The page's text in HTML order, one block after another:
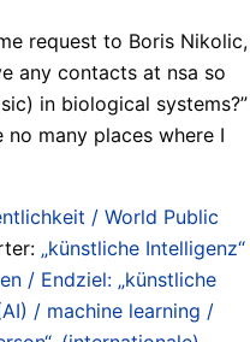
request to Boris Nikolic,
any contacts at nsa so
in biological systems?”
no many places where I
/ World Public
„künstliche Intelligenz“
/ Endziel: „künstliche
/ machine learning /